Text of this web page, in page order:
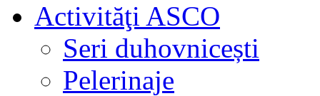
Activităţi ASCO
Seri duhovnicești
Pelerinaje